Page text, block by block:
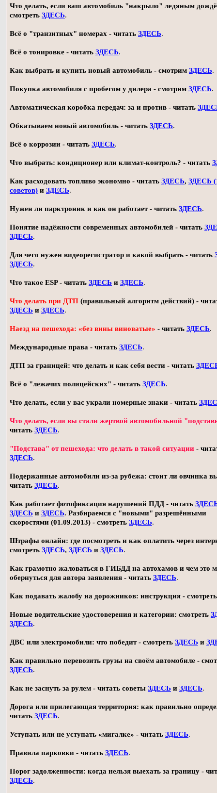
Что делать, если ваш автомобиль "накрыло" ледяным
смотреть ЗДЕСЬ.
Всё о "транзитных" номерах - читать ЗДЕСЬ.
Всё о тонировке - читать ЗДЕСЬ.
Как выбрать и купить новый автомобиль - смотрим ЗДЕСЬ.
Покупка автомобиля с пробегом у дилера - смотрим ЗДЕСЬ.
Автоматическая коробка передач: за и против - читать
Обкатываем новый автомобиль - читать ЗДЕСЬ.
Всё о коррозии - читать ЗДЕСЬ.
Что выбрать: кондиционер или климат-контроль? - читать
Как расходовать топливо экономно - читать ЗДЕСЬ, ЗДЕСЬ
советов) и ЗДЕСЬ.
Нужен ли парктроник и как он работает - читать ЗДЕСЬ.
Понятие надёжности современных автомобилей - читать
ЗДЕСЬ.
Для чего нужен видеорегистратор и какой выбрать - читать
ЗДЕСЬ.
Что такое ESP - читать ЗДЕСЬ и ЗДЕСЬ.
Что делать при ДТП (правильный алгоритм действий) -
ЗДЕСЬ и ЗДЕСЬ.
Наезд на пешехода: «без вины виноватые» - читать ЗДЕСЬ.
Международные права - читать ЗДЕСЬ.
ДТП за границей: что делать и как себя вести - читать
Всё о "лежачих полицейских" - читать ЗДЕСЬ.
Что делать, если у вас украли номерные знаки - читать
Что делать, если вы стали жертвой автомобильной
читать ЗДЕСЬ.
"Подстава" от пешехода: что делать в такой ситуации -
ЗДЕСЬ.
Подержанные автомобили из-за рубежа: стоит ли овчинка
читать ЗДЕСЬ.
Как работает фотофиксация нарушений ПДД - читать
ЗДЕСЬ и ЗДЕСЬ. Разбираемся с "новыми" разрешёнными
скоростями (01.09.2013) - смотреть ЗДЕСЬ.
Штрафы онлайн: где посмотреть и как оплатить через
смотреть ЗДЕСЬ, ЗДЕСЬ и ЗДЕСЬ.
Как грамотно жаловаться в ГИБДД на автохамов и чем это
обернуться для автора заявления - читать ЗДЕСЬ.
Как подавать жалобу на дорожников: инструкция -
Новые водительские удостоверения и категории: смотреть
ЗДЕСЬ.
ДВС или электромобили: что победит - смотреть ЗДЕСЬ и
Как правильно перевозить грузы на своём автомобиле -
ЗДЕСЬ.
Как не заснуть за рулем - читать советы ЗДЕСЬ и ЗДЕСЬ.
Дорога или прилегающая территория: как правильно
читать ЗДЕСЬ.
Уступать или не уступать «мигалке» - читать ЗДЕСЬ.
Правила парковки - читать ЗДЕСЬ.
Порог задолженности: когда нельзя выехать за границу -
ЗДЕСЬ.